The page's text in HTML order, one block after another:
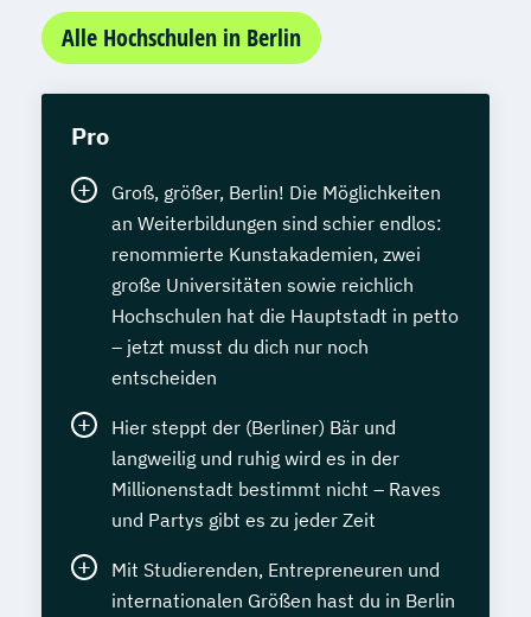
Alle Hochschulen in Berlin
Pro
Groß, größer, Berlin! Die Möglichkeiten
an Weiterbildungen sind schier endlos:
renommierte Kunstakademien, zwei
große Universitäten sowie reichlich
Hochschulen hat die Hauptstadt in petto
– jetzt musst du dich nur noch
entscheiden
Hier steppt der (Berliner) Bär und
langweilig und ruhig wird es in der
Millionenstadt bestimmt nicht – Raves
und Partys gibt es zu jeder Zeit
Mit Studierenden, Entrepreneuren und
internationalen Größen hast du in Berlin